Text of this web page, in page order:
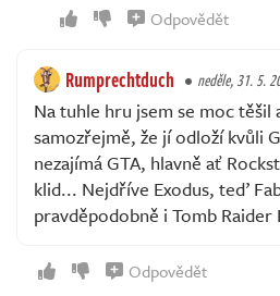
Odpovědět
Rumprechtduch neděle, 31. 5.
Na tuhle hru jsem se moc těšil
samozřejmě, že jí odloží kvůli
nezajímá GTA, hlavně ať
klid... Nejdříve Exodus, teď
pravděpodobně i Tomb
Odpovědět